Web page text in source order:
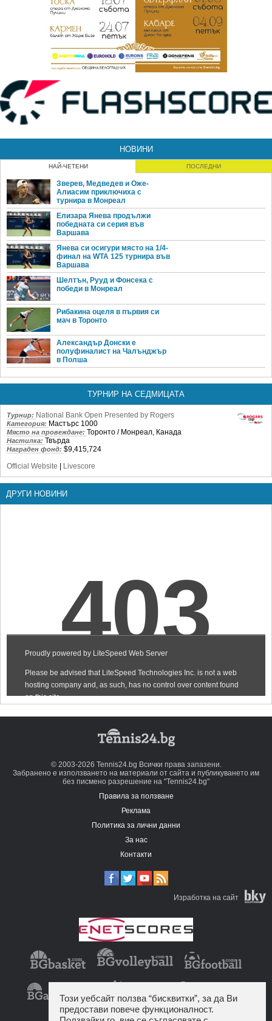
НОВИНИ
НАЙ-ЧЕТЕНИ ПОСЛЕДНИ
Зверев, Медведев и Оже-
Алиасим приключиха с
турнира в Монреал
Елизара Янева продължи
победната си серия във
Варшава
Янева си осигури място на 1/4-
финал на WTA 125 турнира във
Варшава
Шелтън, Рууд и Фонсека с
победи в Монреал
Рибакина оцеля в първия си
мач в Торонто
Александър Донски е
полуфиналист на Чалънджър
в Полша
ТУРНИР НА СЕДМИЦАТА
Турнир: National Bank Open Presented by Rogers
Категория: Мастърс 1000
Място на провеждане: Торонто / Монреал, Канада
Настилка: Твърда
Награден фонд: $9,415,724
Official Website
Livescore
ДРУГИ НОВИНИ
© 2003-2026 Tennis24.bg Всички права запазени.
Забранено е използването на материали от сайта и публикуването им
без писмено разрешение на "Tennis24.bg"
Правила за ползване
Реклама
Политика за лични данни
За нас
Контакти
Изработка на сайт
Този уебсайт ползва “бисквитки”, за да Ви
предостави повече функционалност.